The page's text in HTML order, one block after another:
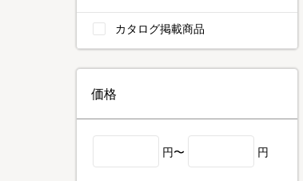
カタログ掲載商品
価格
円〜 円